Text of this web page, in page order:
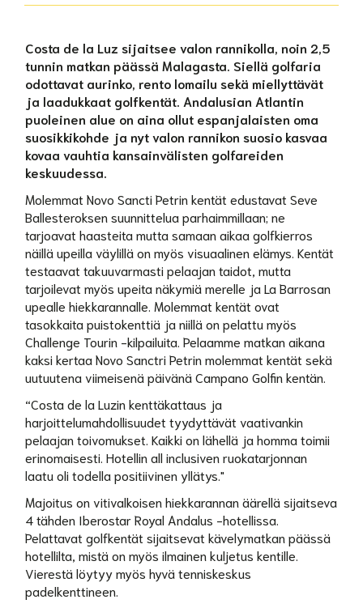
Costa de la Luz sijaitsee valon rannikolla, noin 2,5
tunnin matkan päässä Malagasta. Siellä golfaria
odottavat aurinko, rento lomailu sekä miellyttävät
ja laadukkaat golfkentät. Andalusian Atlantin
puoleinen alue on aina ollut espanjalaisten oma
suosikkikohde ja nyt valon rannikon suosio kasvaa
kovaa vauhtia kansainvälisten golfareiden
keskuudessa.
Molemmat Novo Sancti Petrin kentät edustavat Seve
Ballesteroksen suunnittelua parhaimmillaan; ne
tarjoavat haasteita mutta samaan aikaa golfkierros
näillä upeilla väylillä on myös visuaalinen elämys. Kentät
testaavat takuuvarmasti pelaajan taidot, mutta
tarjoilevat myös upeita näkymiä merelle ja La Barrosan
upealle hiekkarannalle. Molemmat kentät ovat
tasokkaita puistokenttiä ja niillä on pelattu myös
Challenge Tourin -kilpailuita. Pelaamme matkan aikana
kaksi kertaa Novo Sanctri Petrin molemmat kentät sekä
uutuutena viimeisenä päivänä Campano Golfin kentän.
“Costa de la Luzin kenttäkattaus ja
harjoittelumahdollisuudet tyydyttävät vaativankin
pelaajan toivomukset. Kaikki on lähellä ja homma toimii
erinomaisesti. Hotellin all inclusiven ruokatarjonnan
laatu oli todella positiivinen yllätys."
Majoitus on vitivalkoisen hiekkarannan äärellä sijaitseva
4 tähden Iberostar Royal Andalus -hotellissa.
Pelattavat golfkentät sijaitsevat kävelymatkan päässä
hotellilta, mistä on myös ilmainen kuljetus kentille.
Vierestä löytyy myös hyvä tenniskeskus
padelkenttineen.